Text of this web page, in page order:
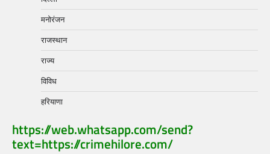
मनोरंजन
राजस्थान
राज्य
विविध
हरियाणा
https://web.whatsapp.com/send?
text=https://crimehilore.com/